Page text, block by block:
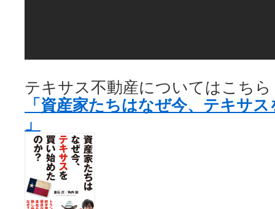
テキサス不動産についてはこちら
「資産家たちはなぜ今、テキサ
」